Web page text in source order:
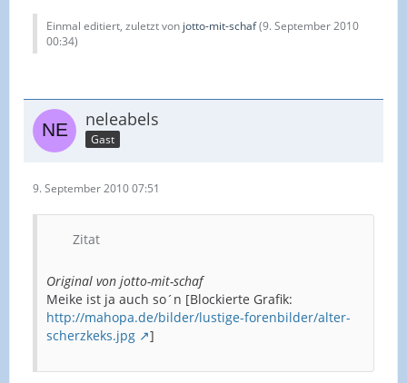
Einmal editiert, zuletzt von jotto-mit-schaf(9. September 2010
00:34)
neleabels
Gast
9. September 2010 07:51
Zitat
Original von jotto-mit-schaf
Meike ist ja auch so´n [Blockierte Grafik:
http://mahopa.de/bilder/lustige-forenbilder/alter-
scherzkeks.jpg
]